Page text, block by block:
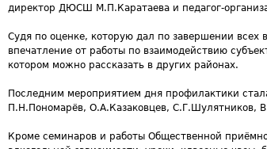
директор ДЮСШ М.П.Каратаева и педагог-
Судя по оценке, которую дал по завершении всех
впечатление от работы по взаимодействию
котором можно рассказать в других районах.
Последним мероприятием дня профилактики
П.Н.Пономарёв, О.А.Казаковцев, С.Г.Шулятников,
Кроме семинаров и работы Общественной